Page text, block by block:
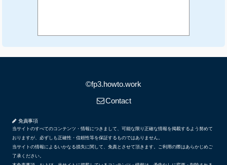
©fp3.howto.work
Contact
免責事項
当サイトのすべてのコンテンツ・情報につきまして、可能な限り正確な情報を掲載するよう努めて
おりますが、必ずしも正確性・信頼性等を保証するものではありません。
当サイトの情報によるいかなる損失に関して、免責とさせて頂きます。ご利用の際はあらかじめご
了承ください。